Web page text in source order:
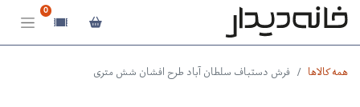
0
همه کالاها فرش دستباف سلطان آباد طرح افشان شش متری